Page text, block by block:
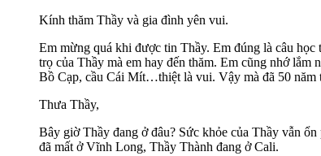
Kính thăm Thầy và gia đình yên vui.
Em mừng quá khi được tin Thầy. Em đúng là câu
trọ của Thầy mà em hay đến thăm. Em cũng nhớ
Bồ Cạp, cầu Cái Mít…thiệt là vui. Vậy mà đã 50 năm
Thưa Thầy,
Bây giờ Thầy đang ở đâu? Sức khỏe của Thầy vẫn
đã mất ở Vĩnh Long, Thầy Thành đang ở Cali.